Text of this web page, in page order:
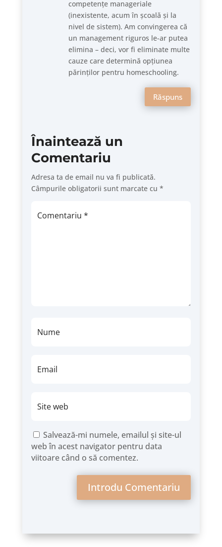
competențe manageriale
(inexistente, acum în școală și la
nivel de sistem). Am convingerea că
un management riguros le-ar putea
elimina – deci, vor fi eliminate multe
cauze care determină opțiunea
părinților pentru homeschooling.
Răspuns
Înaintează un
Comentariu
Adresa ta de email nu va fi publicată.
Câmpurile obligatorii sunt marcate cu *
Salvează-mi numele, emailul și site-ul
web în acest navigator pentru data
viitoare când o să comentez.
Introdu Comentariu